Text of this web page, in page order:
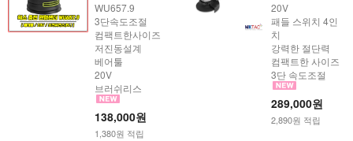
WU657.9
3단속도조절
컴팩트한사이즈
저진동설계
베어툴
20V
브러쉬리스
138,000원
1,380원 적립
20V
패들 스위치 4인
치
강력한 절단력
컴팩트한 사이즈
3단 속도조절
289,000원
2,890원 적립